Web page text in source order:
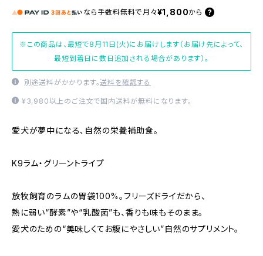
なら 手数料無料で 月々¥1,800から
※この商品は、最短で8月11日(火)にお届けします（お届け先によって、
最短到着日に数日追加される場合があります）。
別途送料がかかります。送料を確認する
¥3,980以上のご注文で国内送料が無料になります。
愛犬が夢中になる､自然の栄養補助食。
K9ラム・グリーントライプ
放牧飼育のラムの胃袋100%。フリーズドライだから、
熱に弱い“酵素”や“乳酸菌”も、香りも味もそのまま。
愛犬のための“美味しくてお腹にやさしい”自然のサプリメント。